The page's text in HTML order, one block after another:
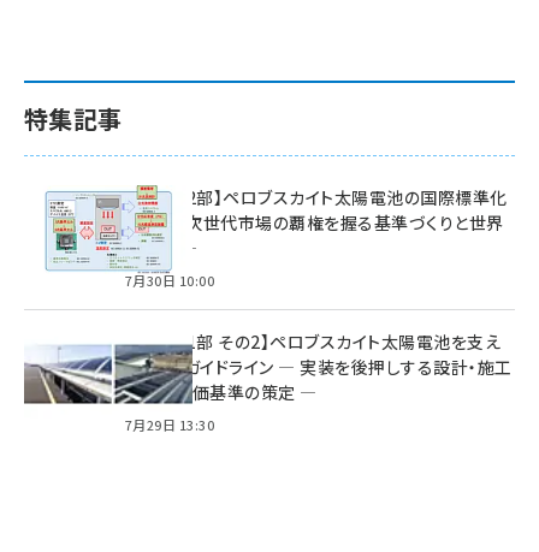
特集記事
特集【第2部】ペロブスカイト太陽電池の国際標準化
戦略 ― 次世代市場の覇権を握る基準づくりと世界
の動向 ―
7月30日 10:00
特集【第1部 その2】ペロブスカイト太陽電池を支え
る2つのガイドライン ― 実装を後押しする設計・施工
方針と評価基準の策定 ―
7月29日 13:30